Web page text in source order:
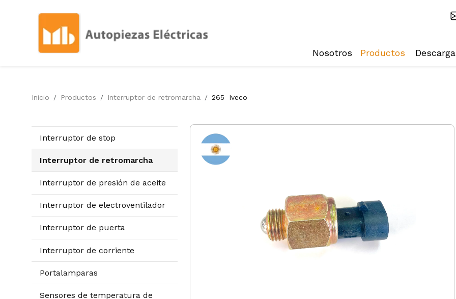
Nosotros Productos
Inicio Productos Interruptor de retromarcha 265 Iveco
Interruptor de stop
Interruptor de retromarcha
Interruptor de presión de aceite
Interruptor de electroventilador
Interruptor de puerta
Interruptor de corriente
Portalamparas
Sensores de temperatura de